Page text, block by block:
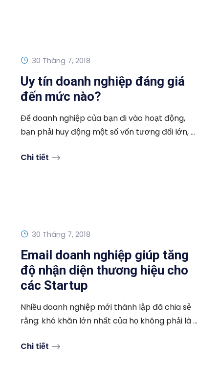
30 Tháng 7, 2018
Uy tín doanh nghiệp đáng giá
đến mức nào?
Để doanh nghiệp của bạn đi vào hoạt động,
bạn phải huy động một số vốn tương đối lớn, ...
Chi tiết
30 Tháng 7, 2018
Email doanh nghiệp giúp tăng
độ nhận diện thương hiệu cho
các Startup
Nhiều doanh nghiệp mới thành lập đã chia sẻ
rằng: khó khăn lớn nhất của họ không phải là ...
Chi tiết